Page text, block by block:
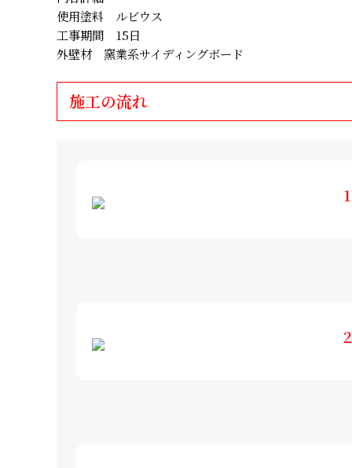
使用塗料 ルビウス
工事期間 15日
外壁材 窯業系サイディングボード
施工の流れ